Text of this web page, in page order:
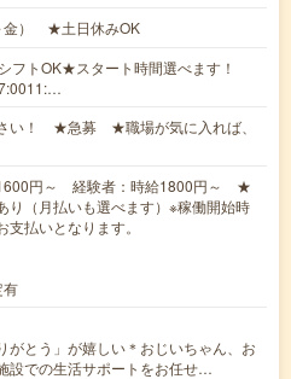
金） ★土日休みOK
フトOK★スタート時間選べます！
い！ ★急募 ★職場が気に入れば、
円～ 経験者：時給1800円～ ★
り（月払いも選べます）※稼働開始時
払いとなります。
有
がとう」が嬉しい＊おじいちゃん、お
設での生活サポートをお任せ…